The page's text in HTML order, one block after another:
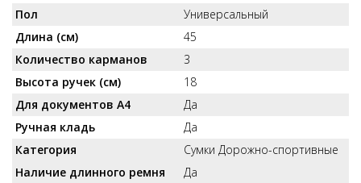
Пол
Универсальный
Длина (см)
45
Количество карманов
3
Высота ручек (см)
18
Для документов А4
Да
Ручная кладь
Да
Категория
Сумки Дорожно-спортивные
Наличие длинного ремня
Да